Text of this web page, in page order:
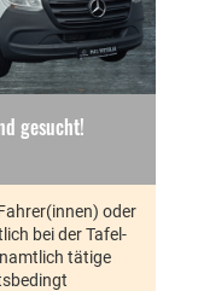
gesucht!
oder
bei der Tafel-
tätige